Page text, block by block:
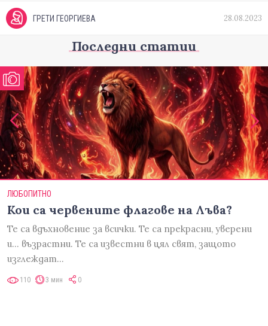
ГРЕТИ ГЕОРГИЕВА 28.08.2023
Последни статии
ЛЮБОПИТНО
Кои са червените флагове на Лъва?
Те са вдъхновение за всички. Те са прекрасни, уверени
и... възрастни. Те са известни в цял свят, защото
изглеждат…
110 3 мин 0